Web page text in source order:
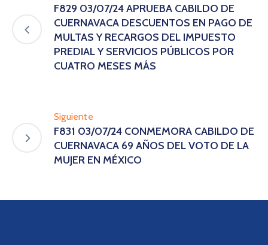
F829 03/07/24 APRUEBA CABILDO DE
CUERNAVACA DESCUENTOS EN PAGO DE
MULTAS Y RECARGOS DEL IMPUESTO
PREDIAL Y SERVICIOS PÚBLICOS POR
CUATRO MESES MÁS
Siguiente
F831 03/07/24 CONMEMORA CABILDO DE
CUERNAVACA 69 AÑOS DEL VOTO DE LA
MUJER EN MÉXICO